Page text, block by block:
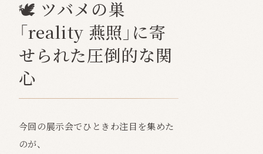
🕊 ツバメの巣
「reality 燕照」に寄
せられた圧倒的な関
心
今回の展示会でひときわ注目を集めた
のが、